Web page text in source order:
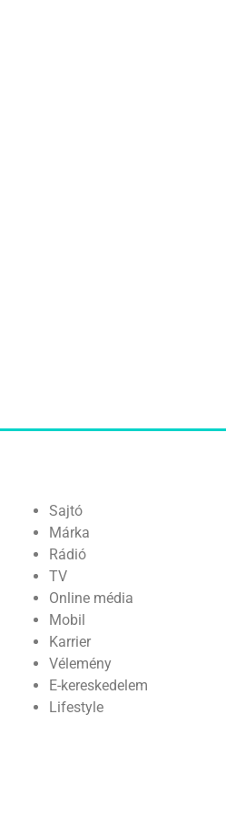
Sajtó
Márka
Rádió
TV
Online média
Mobil
Karrier
Vélemény
E-kereskedelem
Lifestyle